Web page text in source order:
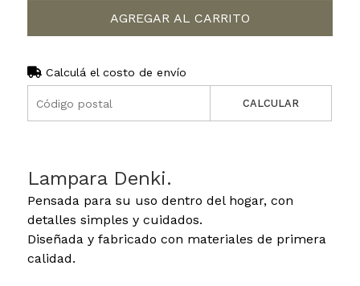
AGREGAR AL CARRITO
Calculá el costo de envío
CALCULAR
Lampara Denki.
Pensada para su uso dentro del hogar, con
detalles simples y cuidados.
Diseñada y fabricado con materiales de primera
calidad.